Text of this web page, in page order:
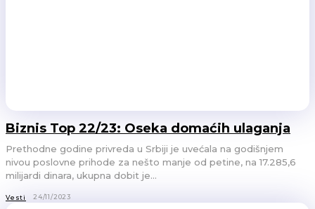
Biznis Top 22/23: Oseka domaćih ulaganja
Prethodne godine privreda u Srbiji je uvećala na godišnjem
nivou poslovne prihode za nešto manje od petine, na 17.285,6
milijardi dinara, ukupna dobit je...
Vesti 24/11/2023